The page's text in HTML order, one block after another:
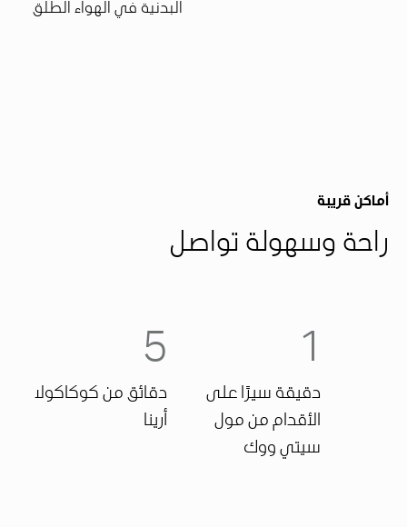
البدنية في الهواء الطلق
أماكن قريبة
راحة وسهولة تواصل
1
دقيقة سيرًا على
الأقدام من مول
سيتي ووك
5
دقائق من كوكاكولا
أرينا